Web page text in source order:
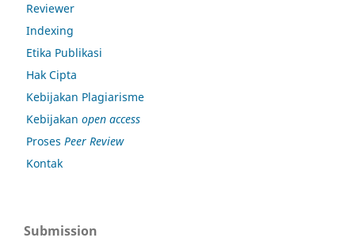
Reviewer
Indexing
Etika Publikasi
Hak Cipta
Kebijakan Plagiarisme
Kebijakan open access
Proses Peer Review
Kontak
Submission